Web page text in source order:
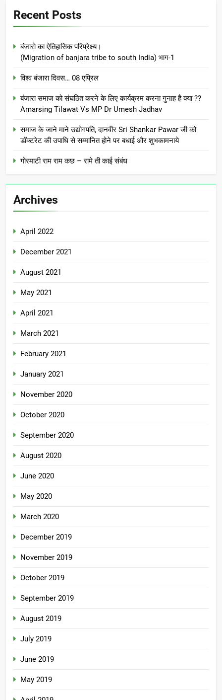
Recent Posts
बंजारो का ऐतिहासिक परिप्रेक्ष्य।
(Migration of banjara tribe to south India) भाग-1
विश्व बंजारा दिवस… 08 एप्रिल
बंजारा समाज को संघठित करने के लिए कार्यक्रम करना गुनाह है क्या ??
Amarsing Tilawat Vs MP Dr Umesh Jadhav
समाज के जाने माने उद्योगपति, दानवीर Sri Shankar Pawar जी को
डॉक्टरेट की उपाधि से सम्मानित होने पर बधाई और शुभकामनाये
गोरमाटी राम राम कछ – रामे ती काई संबंध
Archives
April 2022
December 2021
August 2021
May 2021
April 2021
March 2021
February 2021
January 2021
November 2020
October 2020
September 2020
August 2020
June 2020
May 2020
March 2020
December 2019
November 2019
October 2019
September 2019
August 2019
July 2019
June 2019
May 2019